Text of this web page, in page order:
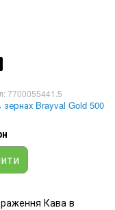
7700055441.5
Brayval Gold 500